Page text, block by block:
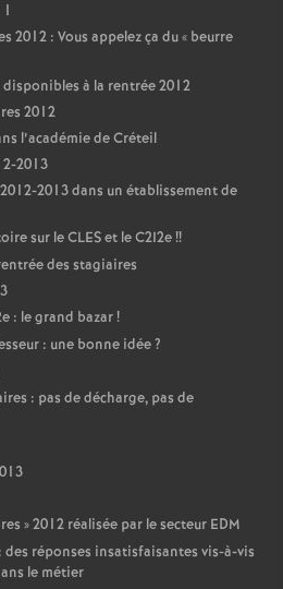
2012 : Vous appelez ça du « beurre
à la rentrée 2012
2012
l’académie de Créteil
2013
2013 dans un établissement de
sur leCLESet le C2I2e!!
des stagiaires
: le grand bazar!
: une bonne idée?
: pas de décharge, pas de
» 2012 réalisée par le secteur EDM
des réponses insatisfaisantes vis-à-vis
le métier